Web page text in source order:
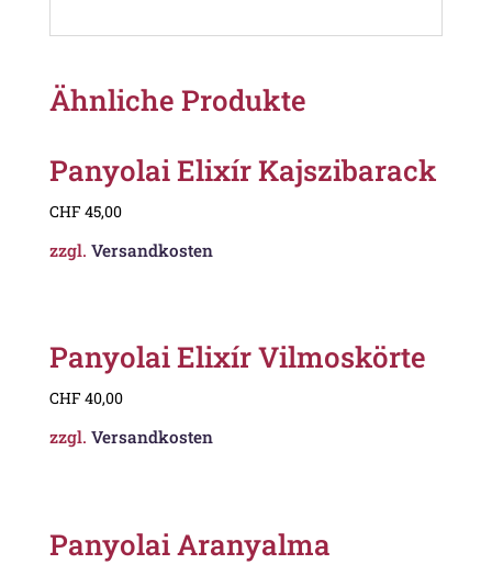
Ähnliche Produkte
Panyolai Elixír Kajszibarack
CHF 45,00
zzgl. Versandkosten
Panyolai Elixír Vilmoskörte
CHF 40,00
zzgl. Versandkosten
Panyolai Aranyalma